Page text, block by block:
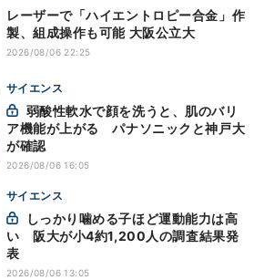
レーザーで「ハイエントロピー合金」作
製、組成操作も可能 大阪公立大
2026/08/06 22:25
サイエンス
ア機能が上がる パナソニックと神戸大
が確認
2026/08/06 16:05
サイエンス
い 阪大が小4約1,200人の調査結果発
表
2026/08/06 13:05